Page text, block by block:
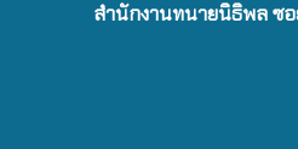
สำนักงานทนายนิธิพล ซ